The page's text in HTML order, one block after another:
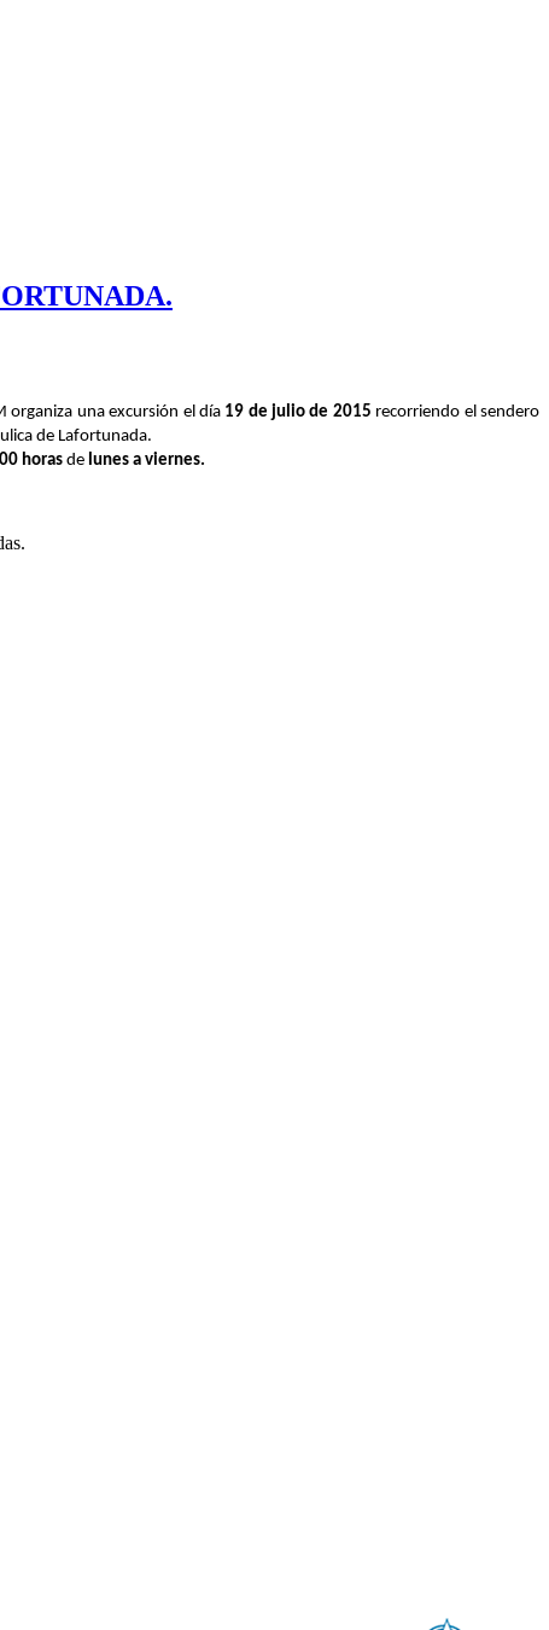
organiza una excursión el día 19 de julio de 2015 recorriendo el sendero
de Lafortunada.
horas de lunes a viernes.